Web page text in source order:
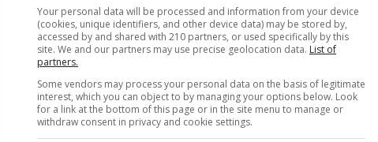
Your personal data will be processed and information from your device
(cookies, unique identifiers, and other device data) may be stored by,
accessed by and shared with 210 partners, or used specifically by this
site. We and our partners may use precise geolocation data. List of
partners.
Some vendors may process your personal data on the basis of legitimate
interest, which you can object to by managing your options below. Look
for a link at the bottom of this page or in the site menu to manage or
withdraw consent in privacy and cookie settings.